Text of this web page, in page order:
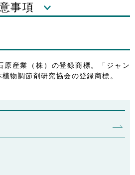
事項
原産業（株）の登録商標。「ジャン
物調節剤研究協会の登録商標。